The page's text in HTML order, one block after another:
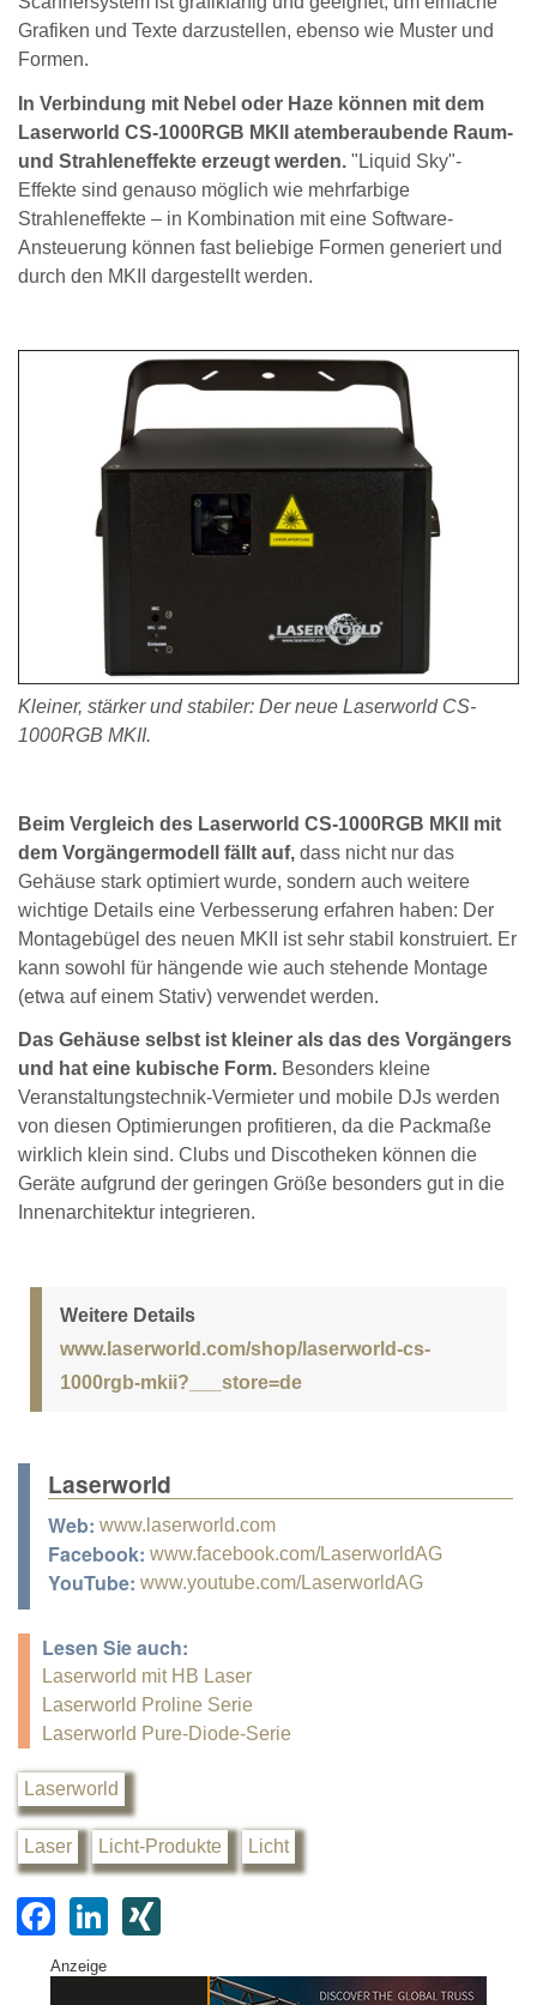
Grafiken und Texte darzustellen, ebenso wie Muster und
Formen.
In Verbindung mit Nebel oder Haze können mit dem
Laserworld CS-1000RGB MKII atemberaubende Raum-
und Strahleneffekte erzeugt werden. "Liquid Sky"-
Effekte sind genauso möglich wie mehrfarbige
Strahleneffekte – in Kombination mit eine Software-
Ansteuerung können fast beliebige Formen generiert und
durch den MKII dargestellt werden.
Kleiner, stärker und stabiler: Der neue Laserworld CS-
1000RGB MKII.
Beim Vergleich des Laserworld CS-1000RGB MKII mit
dem Vorgängermodell fällt auf, dass nicht nur das
Gehäuse stark optimiert wurde, sondern auch weitere
wichtige Details eine Verbesserung erfahren haben: Der
Montagebügel des neuen MKII ist sehr stabil konstruiert. Er
kann sowohl für hängende wie auch stehende Montage
(etwa auf einem Stativ) verwendet werden.
Das Gehäuse selbst ist kleiner als das des Vorgängers
und hat eine kubische Form. Besonders kleine
Veranstaltungstechnik-Vermieter und mobile DJs werden
von diesen Optimierungen profitieren, da die Packmaße
wirklich klein sind. Clubs und Discotheken können die
Geräte aufgrund der geringen Größe besonders gut in die
Innenarchitektur integrieren.
Weitere Details
www.laserworld.com/shop/laserworld-cs-
1000rgb-mkii?___store=de
Laserworld
Web: www.laserworld.com
Facebook: www.facebook.com/LaserworldAG
YouTube: www.youtube.com/LaserworldAG
Lesen Sie auch:
Laserworld mit HB Laser
Laserworld Proline Serie
Laserworld Pure-Diode-Serie
Laserworld
Laser Licht-Produkte Licht
F
a
c
Li
k
G
Anzeige